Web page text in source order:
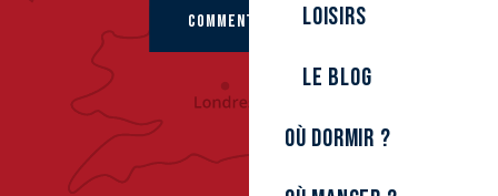
Loisirs
Le Blog
Où dormir ?
COMMENT VENIR ?